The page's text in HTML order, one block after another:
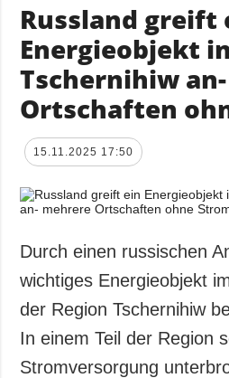
Russland greift
Energieobjekt
Tschernihiw
Ortschaften
15.11.2025 17:50
Durch einen russischen
wichtiges Energieobjekt
der Region Tschernihiw
In einem Teil der Region
Stromversorgung